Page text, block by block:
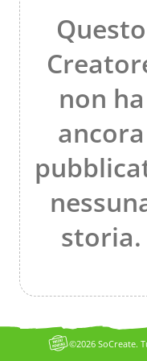
Questo
non ha
ancora
storia.
©2026 SoCreate.